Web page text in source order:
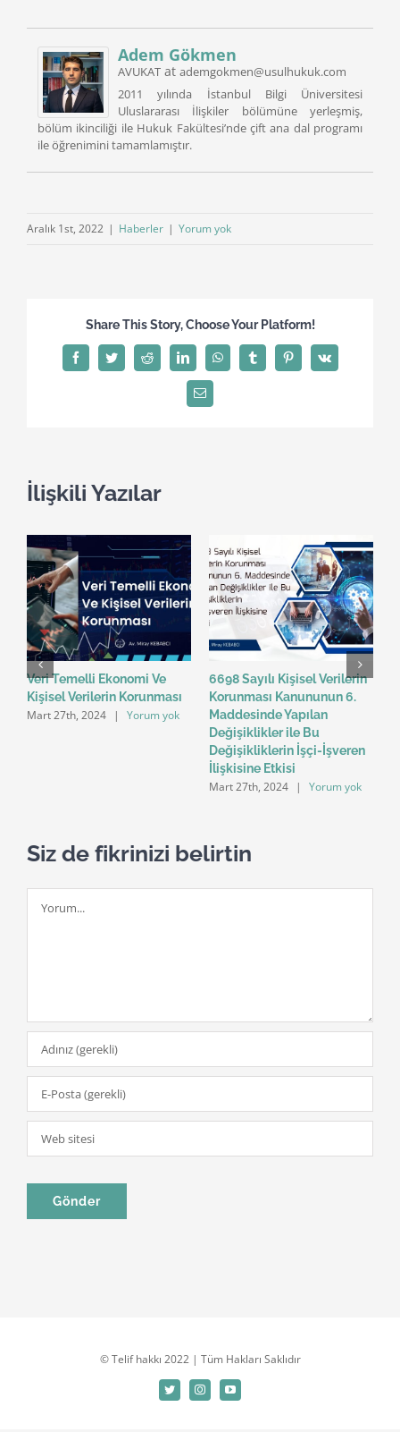
Adem Gökmen
AVUKAT at ademgokmen@usulhukuk.com
2011 yılında İstanbul Bilgi Üniversitesi
Uluslararası İlişkiler bölümüne yerleşmiş,
bölüm ikinciliği ile Hukuk Fakültesi’nde çift ana dal programı
ile öğrenimini tamamlamıştır.
Aralık 1st, 2022 | Haberler | Yorum yok
Share This Story, Choose Your Platform!
FacebookTwitterReddit LinkedInWhatsAppTumblrPinterest
Vk
E-
posta
İlişkili Yazılar
Veri Temelli Ekonomi Ve
Kişisel Verilerin Korunması
Mart 27th, 2024 | Yorum yok
6698 Sayılı Kişisel Verilerin
Korunması Kanununun 6.
Maddesinde Yapılan
Değişiklikler ile Bu
Değişikliklerin İşçi-İşveren
İlişkisine Etkisi
Mart 27th, 2024 | Yorum yok
Siz de fikrinizi belirtin
© Telif hakkı 2022 | Tüm Hakları Saklıdır